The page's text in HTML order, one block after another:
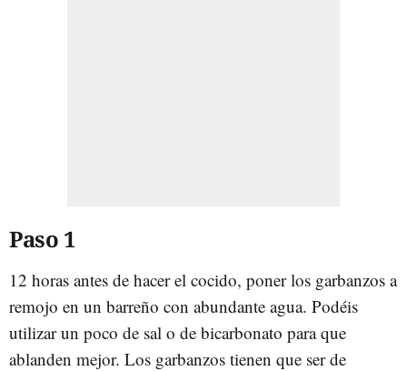
Paso 1
12 horas antes de hacer el cocido, poner los garbanzos a
remojo en un barreño con abundante agua. Podéis
utilizar un poco de sal o de bicarbonato para que
ablanden mejor. Los garbanzos tienen que ser de